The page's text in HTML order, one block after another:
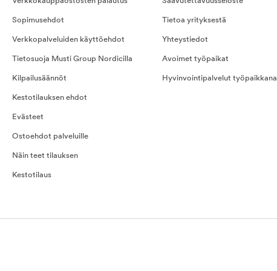
Sopimusehdot
Verkkopalveluiden käyttöehdot
Tietosuoja Musti Group Nordicilla
Kilpailusäännöt
Kestotilauksen ehdot
Evästeet
Ostoehdot palveluille
Näin teet tilauksen
Kestotilaus
Tietoa yrityksestä
Yhteystiedot
Avoimet työpaikat
Hyvinvointipalvelut työpaikkana